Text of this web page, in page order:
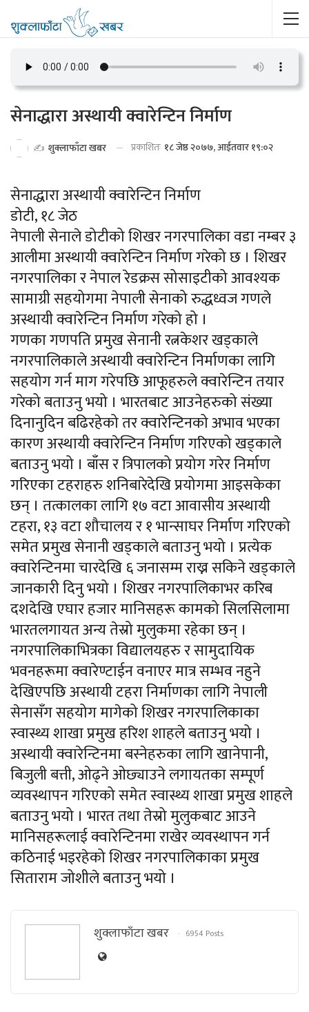
सेनाद्धारा अस्थायी क्वारेन्टिन निर्माण
✍️ शुक्लाफाँटा खबर प्रकाशितः १८ जेष्ठ २०७७, आईतवार १९:०२
सेनाद्धारा अस्थायी क्वारेन्टिन निर्माण
डोटी, १८ जेठ
नेपाली सेनाले डोटीको शिखर नगरपालिका वडा नम्बर ३
आलीमा अस्थायी क्वारेन्टिन निर्माण गरेको छ । शिखर
नगरपालिका र नेपाल रेडक्रस सोसाइटीको आवश्यक
सामाग्री सहयोगमा नेपाली सेनाको रुद्धध्वज गणले
अस्थायी क्वारेन्टिन निर्माण गरेको हो ।
गणका गणपति प्रमुख सेनानी रत्नकेशर खड्काले
नगरपालिकाले अस्थायी क्वारेन्टिन निर्माणका लागि
सहयोग गर्न माग गरेपछि आफूहरुले क्वारेन्टिन तयार
गरेको बताउनु भयो । भारतबाट आउनेहरुको संख्या
दिनानुदिन बढिरहेको तर क्वारेन्टिनको अभाव भएका
कारण अस्थायी क्वारेन्टिन निर्माण गरिएको खड्काले
बताउनु भयो । बाँस र त्रिपालको प्रयोग गरेर निर्माण
गरिएका टहराहरु शनिबारेदेखि प्रयोगमा आइसकेका
छन् । तत्कालका लागि १७ वटा आवासीय अस्थायी
टहरा, १३ वटा शौचालय र १ भान्साघर निर्माण गरिएको
समेत प्रमुख सेनानी खड्काले बताउनु भयो । प्रत्येक
क्वारेन्टिनमा चारदेखि ६ जनासम्म राख्न सकिने खड्काले
जानकारी दिनु भयो । शिखर नगरपालिकाभर करिब
दशदेखि एघार हजार मानिसहरू कामको सिलसिलामा
भारतलगायत अन्य तेस्रो मुलुकमा रहेका छन् ।
नगरपालिकाभित्रका विद्यालयहरु र सामुदायिक
भवनहरूमा क्वारेण्टाईन वनाएर मात्र सम्भव नहुने
देखिएपछि अस्थायी टहरा निर्माणका लागि नेपाली
सेनासँग सहयोग मागेको शिखर नगरपालिकाका
स्वास्थ्य शाखा प्रमुख हरिश शाहले बताउनु भयो ।
अस्थायी क्वारेन्टिनमा बस्नेहरुका लागि खानेपानी,
बिजुली बत्ती, ओढ्ने ओछ्याउने लगायतका सम्पूर्ण
व्यवस्थापन गरिएको समेत स्वास्थ्य शाखा प्रमुख शाहले
बताउनु भयो । भारत तथा तेस्रो मुलुकबाट आउने
मानिसहरूलाई क्वारेन्टिनमा राखेर व्यवस्थापन गर्न
कठिनाई भइरहेको शिखर नगरपालिकाका प्रमुख
सिताराम जोशीले बताउनु भयो ।
शुक्लाफाँटा खबर 6954 Posts